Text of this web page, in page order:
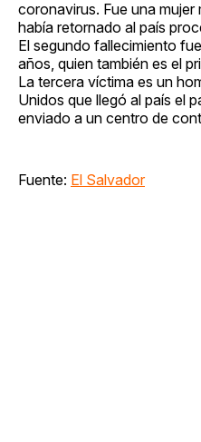
coronavirus. Fue una
había retornado al país
El segundo fallecimiento
años, quien también es el
La tercera víctima es un
Unidos que llegó al país el
enviado a un centro de
Fuente: El Salvador